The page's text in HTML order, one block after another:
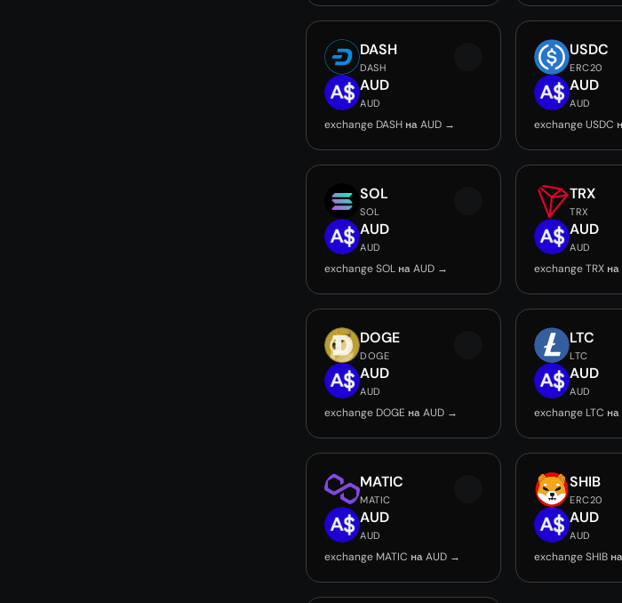
DASH
DASH
AUD
AUD
exchange DASH на AUD →
USDC
ERC20
AUD
AUD
exchange USDC
SOL
SOL
AUD
AUD
exchange SOL на AUD →
TRX
TRX
AUD
AUD
exchange TRX
DOGE
DOGE
AUD
AUD
exchange DOGE на AUD →
LTC
LTC
AUD
AUD
exchange LTC
MATIC
MATIC
AUD
AUD
exchange MATIC на AUD →
SHIB
ERC20
AUD
AUD
exchange SHIB